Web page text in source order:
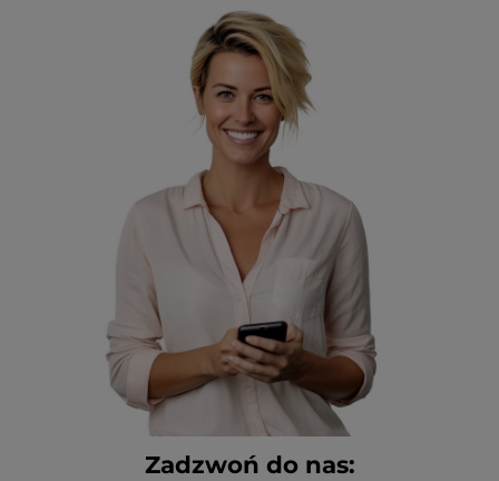
Zadzwoń do nas: